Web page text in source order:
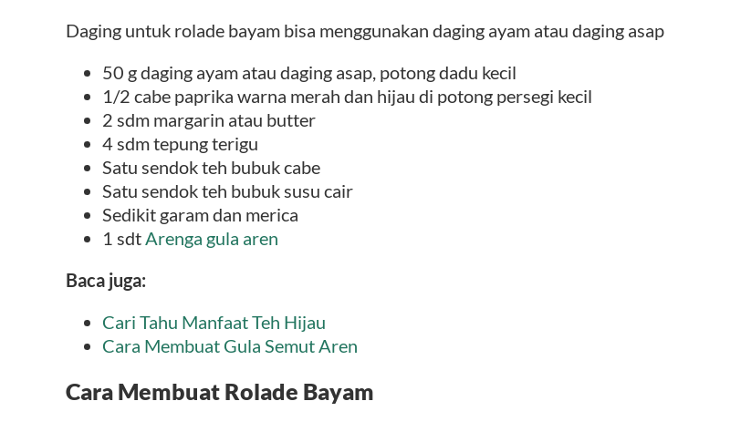
Daging untuk rolade bayam bisa menggunakan daging ayam atau daging asap
50 g daging ayam atau daging asap, potong dadu kecil
1/2 cabe paprika warna merah dan hijau di potong persegi kecil
2 sdm margarin atau butter
4 sdm tepung terigu
Satu sendok teh bubuk cabe
Satu sendok teh bubuk susu cair
Sedikit garam dan merica
1 sdtArenga gula aren
Baca juga:
Cari Tahu Manfaat Teh Hijau
Cara Membuat Gula Semut Aren
Cara Membuat Rolade Bayam